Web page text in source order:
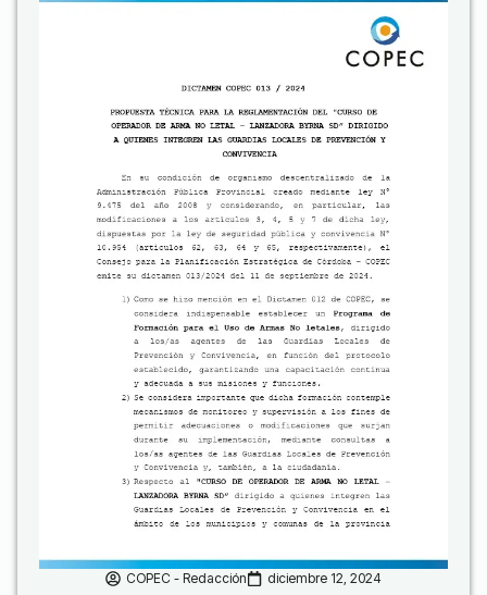
COPEC - Redacción diciembre 12, 2024